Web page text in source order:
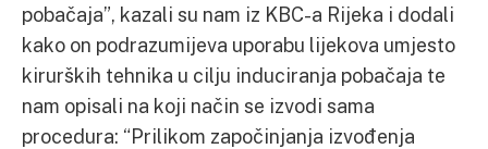
pobačaja”, kazali su nam iz KBC-a Rijeka i dodali
kako on podrazumijeva uporabu lijekova umjesto
kirurških tehnika u cilju induciranja pobačaja te
nam opisali na koji način se izvodi sama
procedura: “Prilikom započinjanja izvođenja